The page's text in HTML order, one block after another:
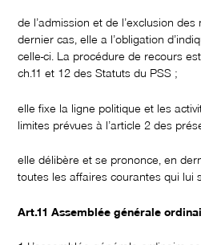
de l’admission et de l’exclusion
dernier cas, elle a l’obligation
celle-ci. La procédure de recours
ch.11 et 12 des Statuts du PSS ;
elle fixe la ligne politique et les
limites prévues à l’article 2 des
elle délibère et se prononce, en
toutes les affaires courantes qui lui
Art.11 Assemblée générale